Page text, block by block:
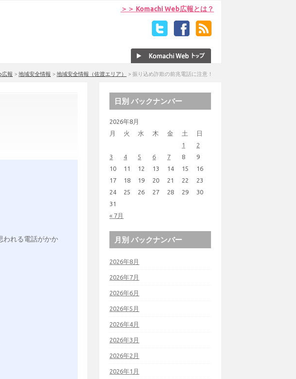
＞＞ Komachi Web広報とは？
広報 > 地域安全情報 > 地域安全情報（佐渡エリア） > 振り込め詐欺の前兆電話に注意！
われる電話がかか
日別 バックナンバー
2026年8月
月
火 水 木 金 土 日
« 7月
1
2
3
4 5 6 7 8
9
10
11 12 13 14 15
16
17
18 19 20 21 22
23
24
25 26 27 28 29
30
31
月別 バックナンバー
2026年8月
2026年7月
2026年6月
2026年5月
2026年4月
2026年3月
2026年2月
2026年1月